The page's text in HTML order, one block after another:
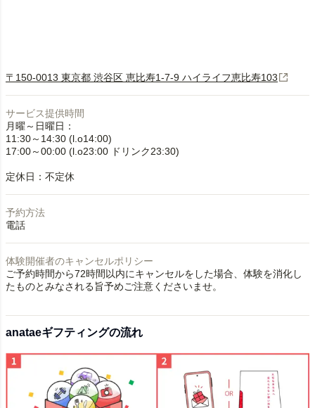
〒150-0013 東京都 渋谷区 恵比寿1-7-9 ハイライフ恵比寿103
サービス提供時間
月曜～日曜日：
11:30～14:30 (l.o14:00)
17:00～00:00 (l.o23:00 ドリンク23:30)
定休日：不定休
予約方法
電話
体験開催者のキャンセルポリシー
ご予約時間から72時間以内にキャンセルをした場合、体験を消化し
たものとみなされる旨予めご注意くださいませ。
anataeギフティングの流れ